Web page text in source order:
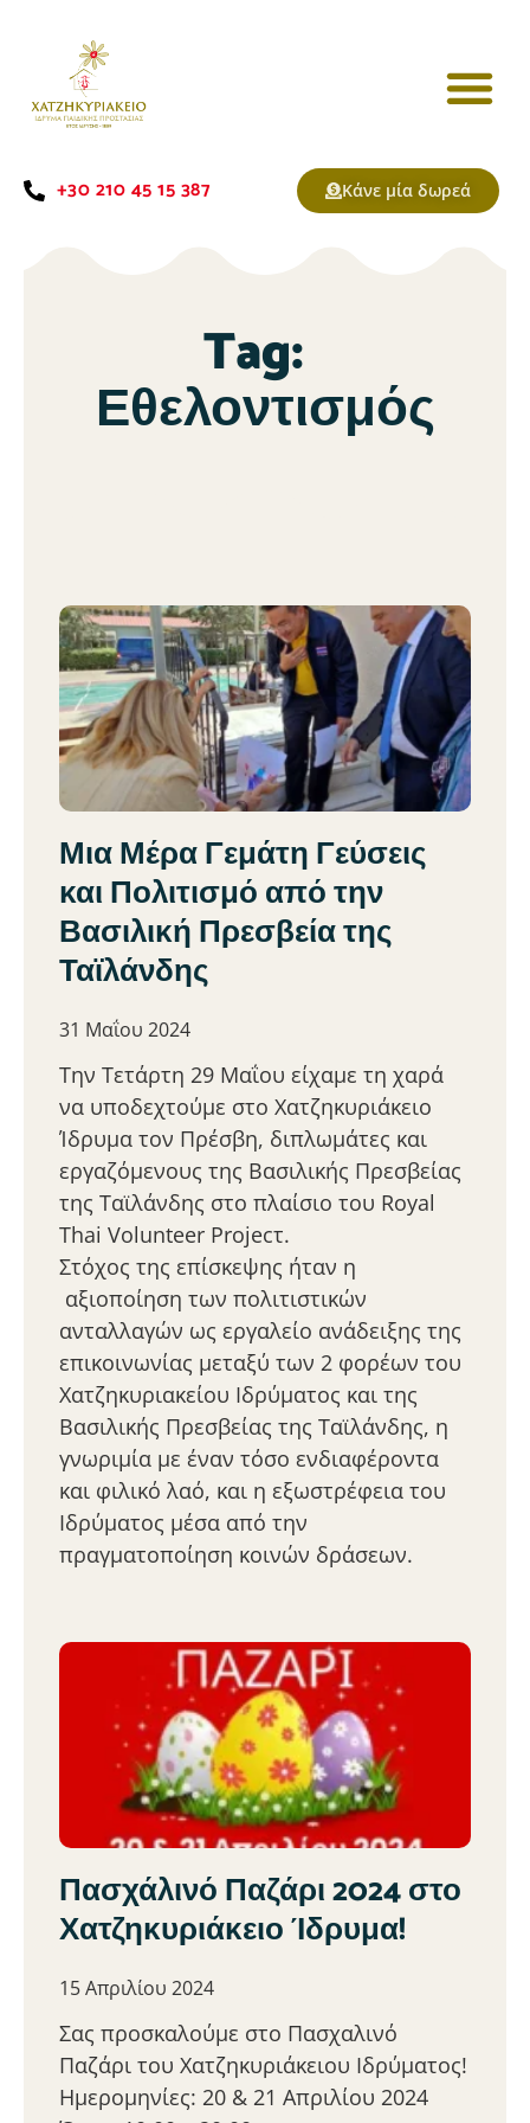
+30 210 45 15 387 Κάνε μία δωρεά
Tag:
Εθελοντισμός
Μια Μέρα Γεμάτη Γεύσεις
και Πολιτισμό από την
Βασιλική Πρεσβεία της
Ταϊλάνδης
31 Μαΐου 2024
Την Τετάρτη 29 Μαΐου είχαμε τη χαρά
να υποδεχτούμε στο Χατζηκυριάκειο
Ίδρυμα τον Πρέσβη, διπλωμάτες και
εργαζόμενους της Βασιλικής Πρεσβείας
της Ταϊλάνδης στο πλαίσιο του Royal
Thai Volunteer Projecτ.
Στόχος της επίσκεψης ήταν η
αξιοποίηση των πολιτιστικών
ανταλλαγών ως εργαλείο ανάδειξης της
επικοινωνίας μεταξύ των 2 φορέων του
Χατζηκυριακείου Ιδρύματος και της
Βασιλικής Πρεσβείας της Ταϊλάνδης, η
γνωριμία με έναν τόσο ενδιαφέροντα
και φιλικό λαό, και η εξωστρέφεια του
Ιδρύματος μέσα από την
πραγματοποίηση κοινών δράσεων.
Πασχάλινό Παζάρι 2024 στο
Χατζηκυριάκειο Ίδρυμα!
15 Απριλίου 2024
Σας προσκαλούμε στο Πασχαλινό
Παζάρι του Χατζηκυριάκειου Ιδρύματος!
Ημερομηνίες: 20 & 21 Απριλίου 2024